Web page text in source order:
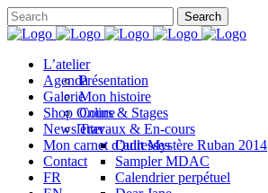
L’atelier
Présentation
Mon histoire
Cours & Stages
Travaux & En-cours
Quilt Mystère Ruban 2014
Sampler MDAC
Calendrier perpétuel
Agenda
Galerie
Shop Online
Newsletter
Mon carnet d’adresses
Contact
FR